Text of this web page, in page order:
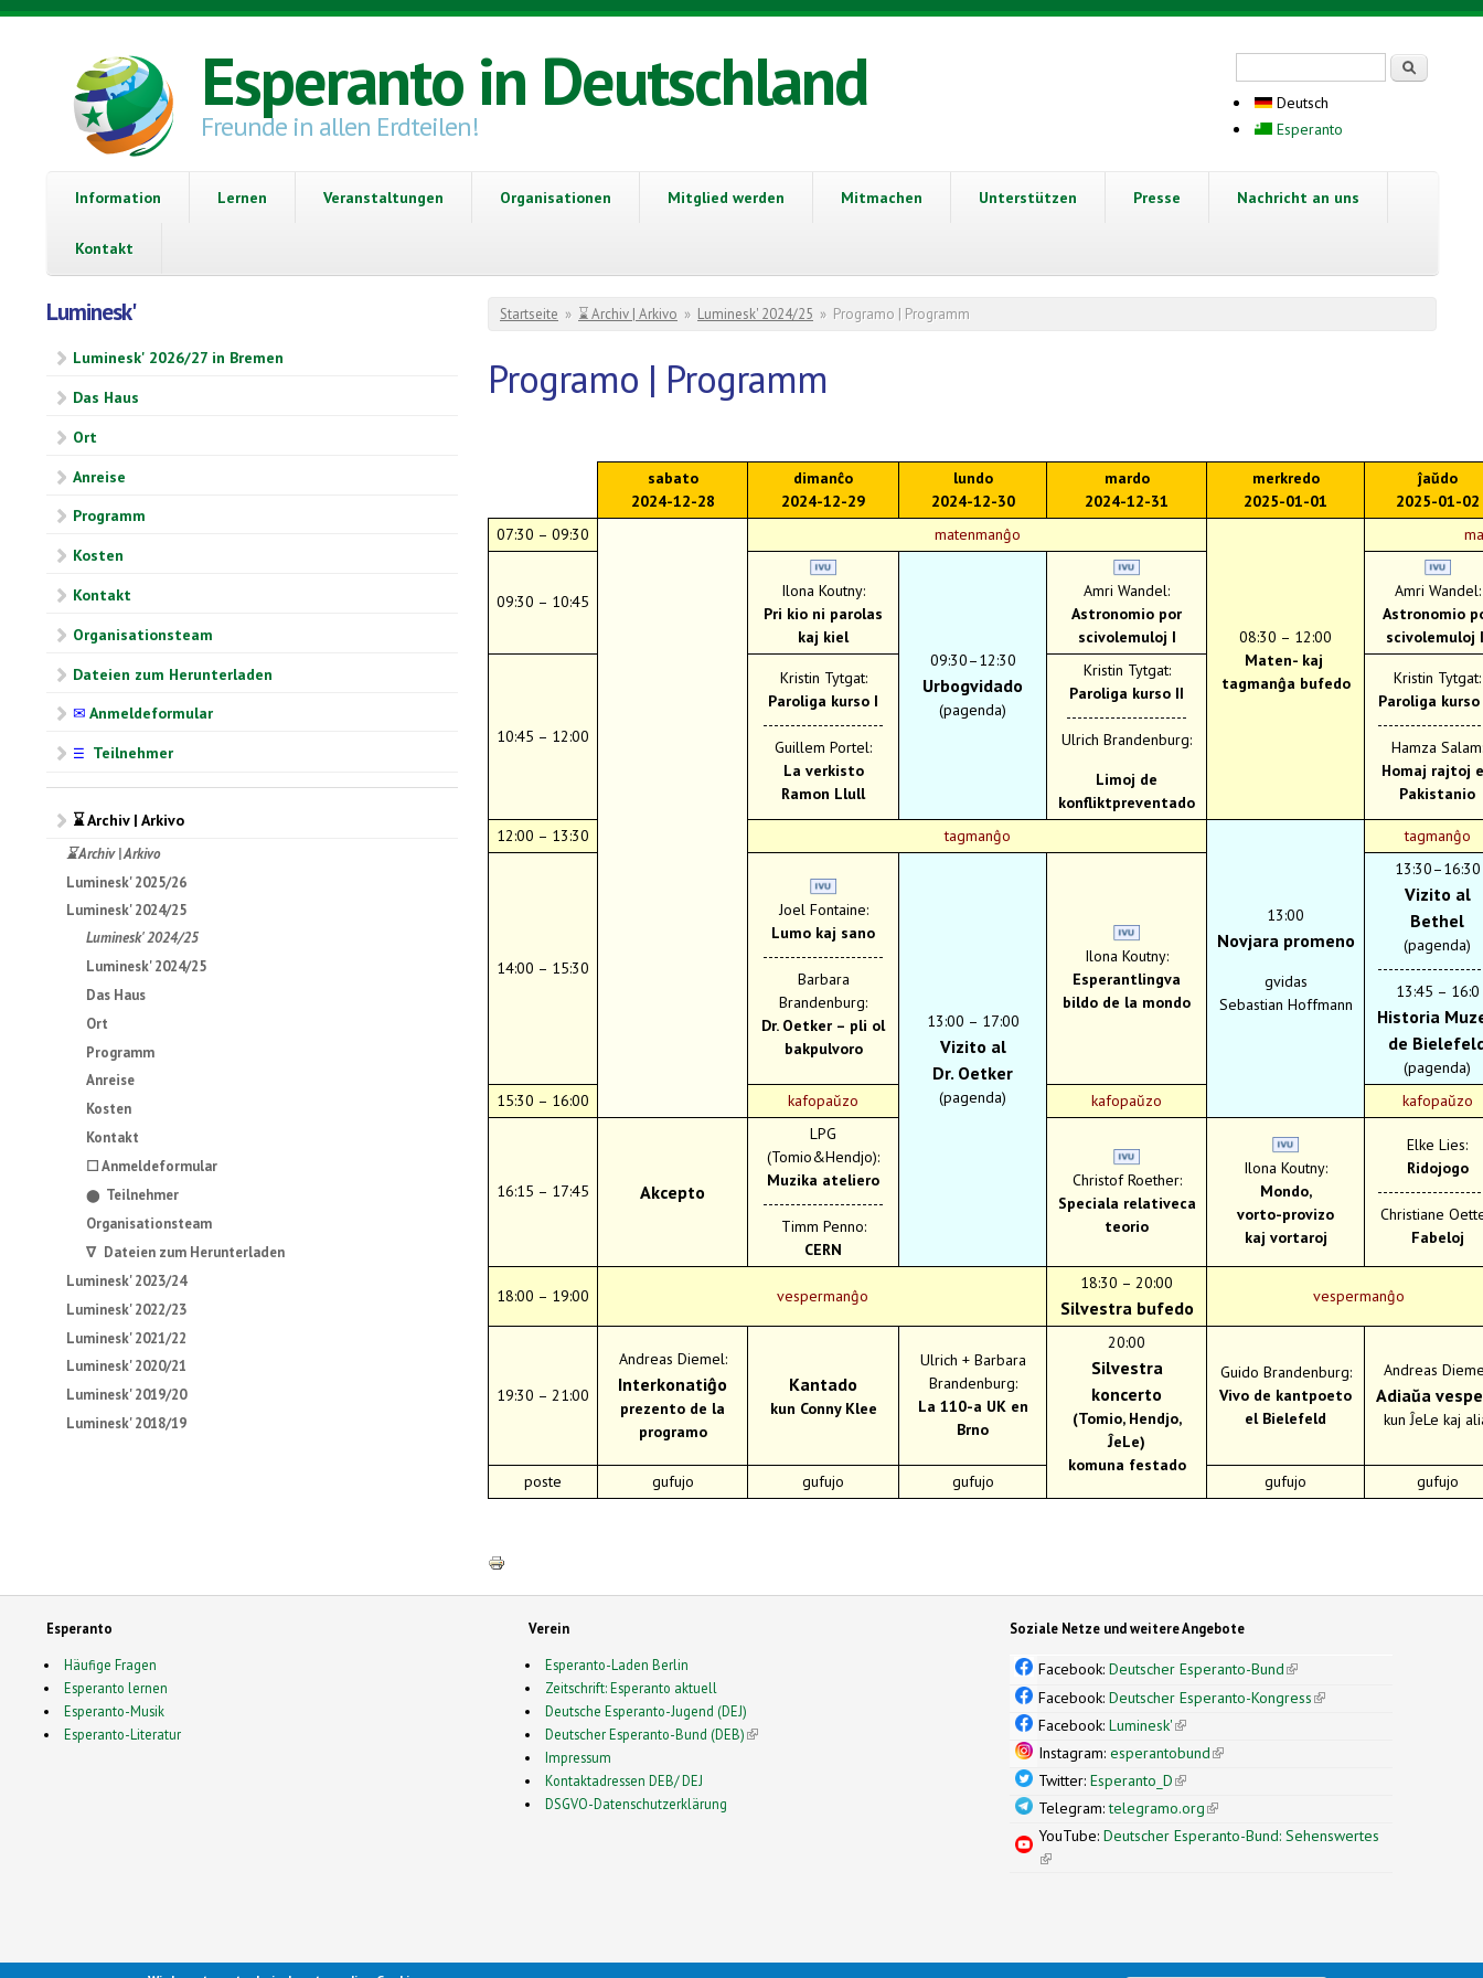
Direkt zum Inhalt
Esperanto in Deutschland
Freunde in allen Erdteilen!
Deutsch
Esperanto
Information Lernen Veranstaltungen Organisationen Mitglied werden Mitmachen Unterstützen Presse Nachricht an uns
Kontakt
Luminesk'
Luminesk' 2026/27 in Bremen
Das Haus
Ort
Anreise
Programm
Kosten
Kontakt
Organisationsteam
Dateien zum Herunterladen
✉ Anmeldeformular
☰ Teilnehmer
⌛ Archiv | Arkivo
⌛ Archiv | Arkivo
Luminesk' 2025/26
Luminesk' 2024/25
Luminesk' 2024/25
Luminesk' 2024/25
Das Haus
Ort
Programm
Anreise
Kosten
Kontakt
☐ Anmeldeformular
⬤ Teilnehmer
Organisationsteam
∇ Dateien zum Herunterladen
Luminesk' 2023/24
Luminesk' 2022/23
Luminesk' 2021/22
Luminesk' 2020/21
Luminesk' 2019/20
Luminesk' 2018/19
Sie sind hier
Startseite » ⌛ Archiv | Arkivo » Luminesk' 2024/25 » Programo | Programm
Programo | Programm
sabato
2024-12-28
dimanĉo
2024-12-29
lundo
2024-12-30
mardo
2024-12-31
merkredo
2025-01-01
ĵaŭdo
2025-01-02
07:30 – 09:30
matenmanĝo
08:30 – 12:00
Maten- kaj
tagmanĝa bufedo
09:30 – 10:45
Ilona Koutny:
Pri kio ni parolas
kaj kiel
09:30–12:30
Urbogvidado
(pagenda)
Amri Wandel:
Astronomio por
scivolemuloj I
Amri Wandel:
Astronomio
scivolemuloj
10:45 – 12:00
Kristin Tytgat:
Paroliga kurso I
----------------------
Guillem Portel:
La verkisto
Ramon Llull
Kristin Tytgat:
Paroliga kurso II
----------------------
Ulrich Brandenburg:
Limoj de
konfliktpreventado
Kristin Tytgat:
Paroliga kurso
Hamza Salam:
Homaj rajtoj
Pakistanio
12:00 – 13:30 tagmanĝo
13:00
Novjara promeno
gvidas
Sebastian Hoffmann
tagmanĝo
14:00 – 15:30
Joel Fontaine:
Lumo kaj sano
----------------------
Barbara
Brandenburg:
Dr. Oetker – pli ol
bakpulvoro
13:00 – 17:00
Vizito al
Dr. Oetker
(pagenda)
Ilona Koutny:
Esperantlingva
bildo de la mondo
13:30–16:30
Vizito al
Bethel
(pagenda)
13:45 – 16:0
Historia
de
(pagenda)
15:30 – 16:00
kafopaŭzo kafopaŭzo kafopaŭzo
16:15 – 17:45 Akcepto
LPG
(Tomio&Hendjo):
Muzika ateliero
----------------------
Timm Penno:
CERN
Christof Roether:
Speciala relativeca
teorio
Ilona Koutny:
Mondo,
vorto-provizo
kaj vortaroj
Elke Lies:
Ridojogo
Christiane
Fabeloj
18:00 – 19:00 vespermanĝo
18:30 – 20:00
Silvestra bufedo
vespermanĝo
19:30 – 21:00
Andreas Diemel:
Interkonatiĝo
prezento de la
programo
Kantado
kun Conny Klee
Ulrich + Barbara
Brandenburg:
La 110-a UK en
Brno
20:00
Silvestra
koncerto
(Tomio, Hendjo,
ĴeLe)
komuna festado
Guido Brandenburg:
Vivo de kantpoeto
el Bielefeld
Andreas
Adiaŭa
kun ĴeLe kaj
poste gufujo gufujo gufujo gufujo gufujo
Esperanto
Häufige Fragen
Esperanto lernen
Esperanto-Musik
Esperanto-Literatur
Verein
Esperanto-Laden Berlin
Zeitschrift: Esperanto aktuell
Deutsche Esperanto-Jugend (DEJ)
Deutscher Esperanto-Bund (DEB)(link is external)
Impressum
Kontaktadressen DEB/ DEJ
DSGVO-Datenschutzerklärung
Soziale Netze und weitere Angebote
Facebook:Deutscher Esperanto-Bund(link is external)
Facebook:Deutscher Esperanto-Kongress(link is external)
Facebook:Luminesk'(link is external)
Instagram:esperantobund(link is external)
Twitter:Esperanto_D(link is external)
Telegram:telegramo.org(link is external)
YouTube:Deutscher Esperanto-Bund: Sehenswertes
(link is external)